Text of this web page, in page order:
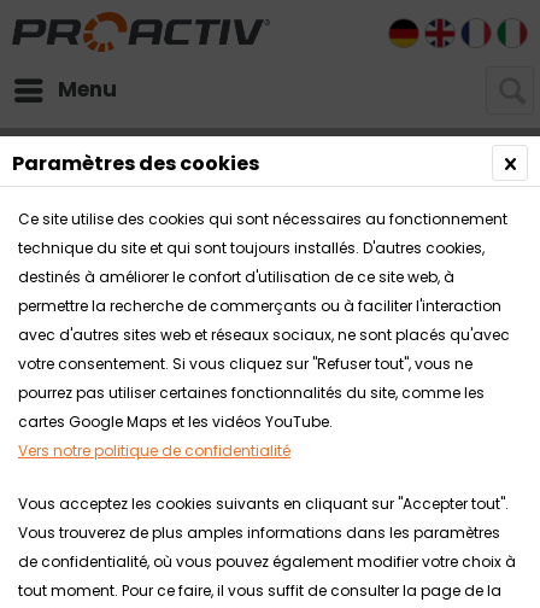
Menu
DE EN FR
Documents généraux, catalogues et échantillons pour Pedelecs
Nuancier
Paramètres des cookies
Ce site utilise des cookies qui sont nécessaires au fonctionnement
technique du site et qui sont toujours installés. D'autres cookies,
destinés à améliorer le confort d'utilisation de ce site web, à
permettre la recherche de commerçants ou à faciliter l'interaction
avec d'autres sites web et réseaux sociaux, ne sont placés qu'avec
votre consentement. Si vous cliquez sur "Refuser tout", vous ne
pourrez pas utiliser certaines fonctionnalités du site, comme les
cartes Google Maps et les vidéos YouTube.
Vers notre politique de confidentialité
Vous acceptez les cookies suivants en cliquant sur "Accepter tout".
Vous trouverez de plus amples informations dans les paramètres
de confidentialité, où vous pouvez également modifier votre choix à
tout moment. Pour ce faire, il vous suffit de consulter la page de la